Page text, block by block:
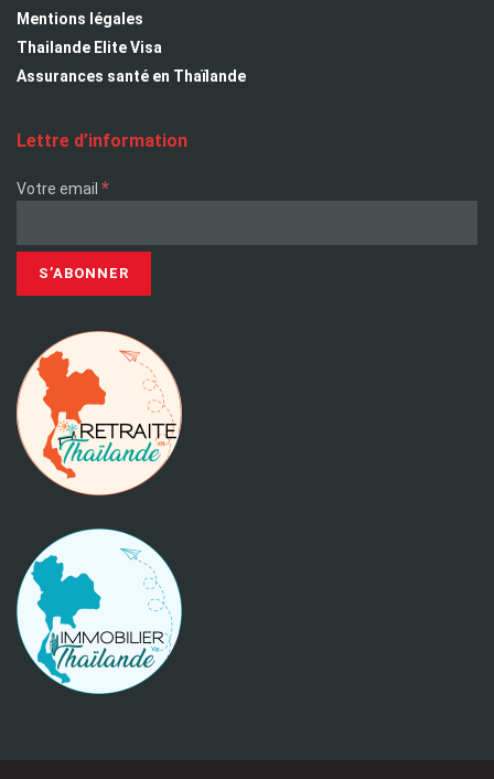
Mentions légales
Thailande Elite Visa
Assurances santé en Thaïlande
Lettre d’information
Votre email *